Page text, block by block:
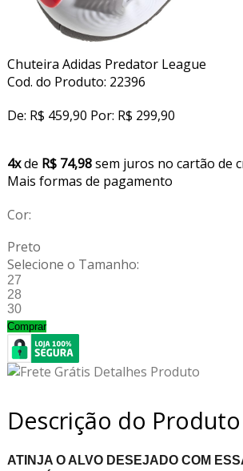
Chuteira Adidas Predator League
Cod. do Produto: 22396
De: R$ 459,90 Por: R$ 299,90
4xde R$ 74,98sem juros no cartão de
Mais formas de pagamento
Cor:
Preto
Selecione o Tamanho:
27
28
30
Comprar
Descrição do Produto
ATINJA O ALVO DESEJADO COM